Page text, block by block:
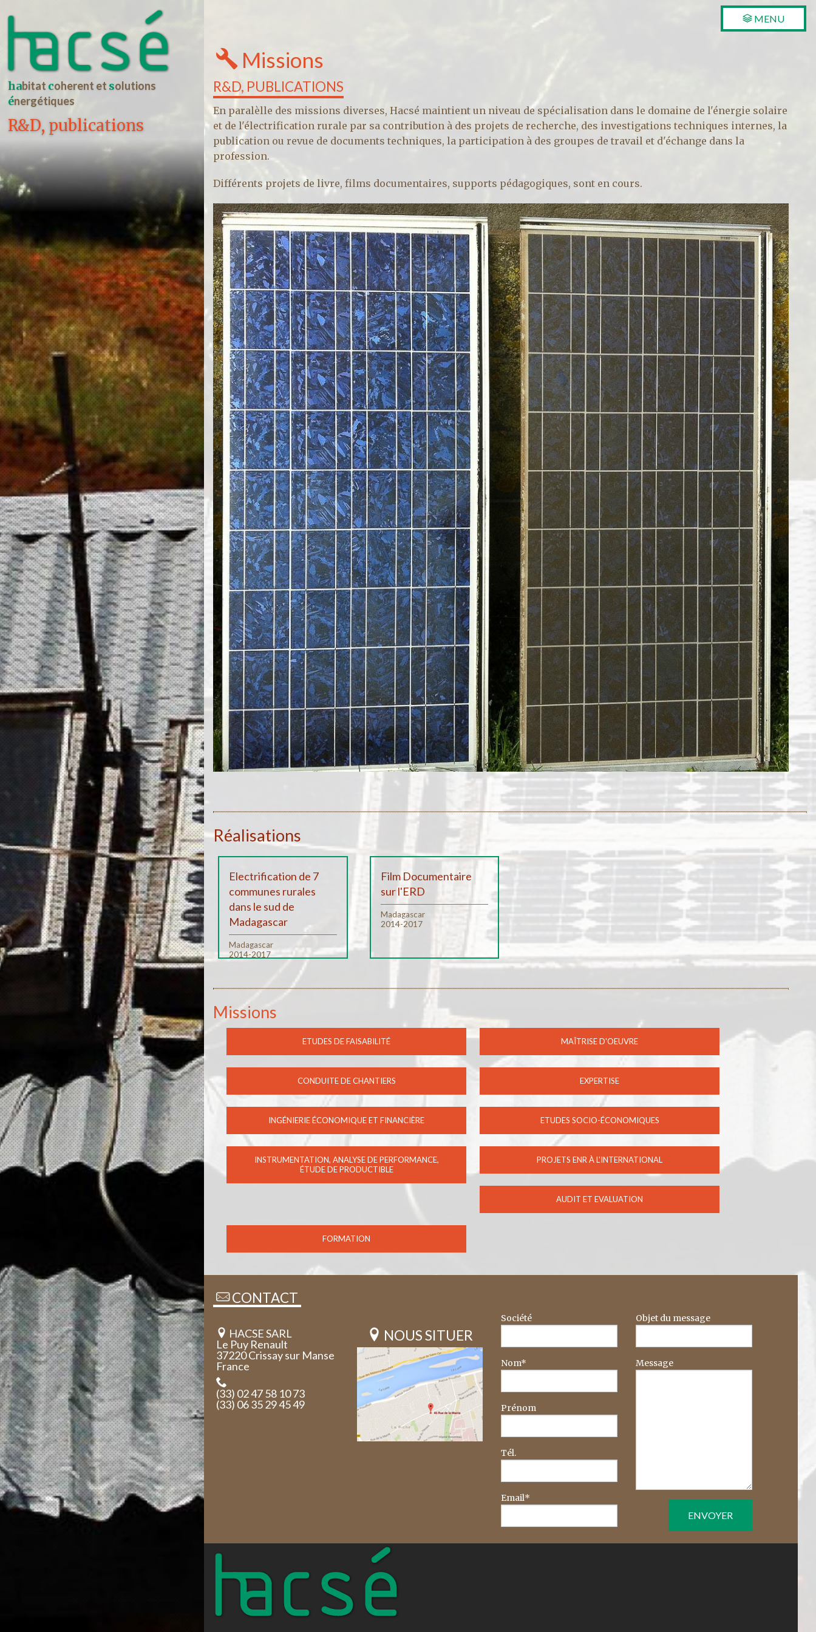
habitat coherent et solutions
énergétiques
R&D, publications
MENU
Missions
R&D, PUBLICATIONS
En paralèlle des missions diverses, Hacsé maintient un niveau de spécialisation dans le domaine de l'énergie solaire
et de l'électrification rurale par sa contribution à des projets de recherche, des investigations techniques internes, la
publication ou revue de documents techniques, la participation à des groupes de travail et d'échange dans la
profession.
Différents projets de livre, films documentaires, supports pédagogiques, sont en cours.
Réalisations
Electrification de 7
communes rurales
dans le sud de
Madagascar
Madagascar
2014-2017
Film Documentaire
sur l'ERD
Madagascar
2014-2017
Missions
ETUDES DE FAISABILITÉ MAÎTRISE D'OEUVRE
CONDUITE DE CHANTIERS EXPERTISE
INGÉNIERIE ÉCONOMIQUE ET FINANCIÈRE ETUDES SOCIO-ÉCONOMIQUES
INSTRUMENTATION, ANALYSE DE PERFORMANCE,
ÉTUDE DE PRODUCTIBLE
PROJETS ENR À L'INTERNATIONAL
AUDIT ET EVALUATION
FORMATION
CONTACT
HACSE SARL
Le Puy Renault
37220 Crissay sur Manse
France
(33) 02 47 58 10 73
(33) 06 35 29 45 49
NOUS SITUER
Société
Nom*
Prénom
Tél.
Email*
Objet du message
Message